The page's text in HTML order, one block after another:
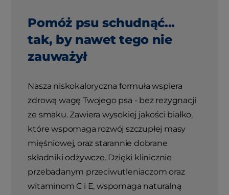
Pomóż psu schudnąć...
tak, by nawet tego nie
zauważył
Nasza niskokaloryczna formuła wspiera
zdrową wagę Twojego psa - bez rezygnacji
ze smaku. Zawiera wysokiej jakości białko,
które wspomaga rozwój szczupłej masy
mięśniowej, oraz starannie dobrane
składniki odżywcze. Dzięki klinicznie
przebadanym przeciwutleniaczom oraz
witaminom C i E, wspomaga naturalną